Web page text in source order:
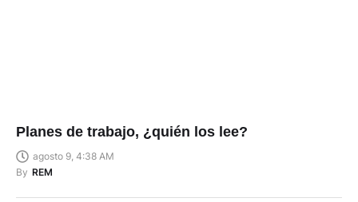
Planes de trabajo, ¿quién los lee?
agosto 9, 4:38 AM
By REM